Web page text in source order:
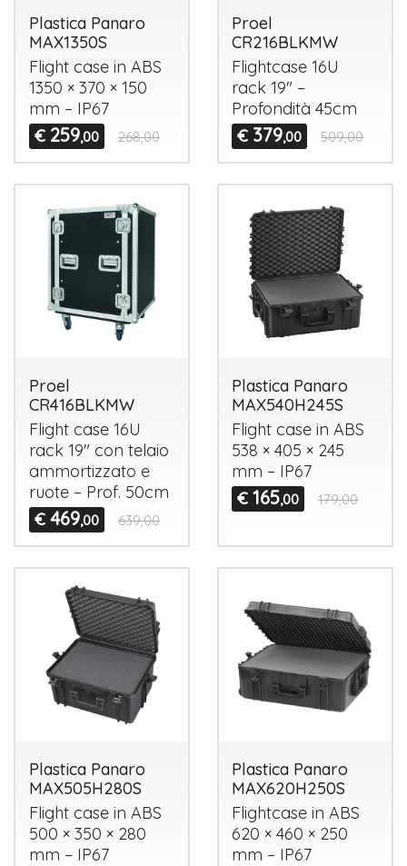
Plastica Panaro
MAX1350S
Flight case in ABS
1350 × 370 × 150
mm – IP67
€ 259,00 268,00
Proel
CR216BLKMW
Flightcase 16U
rack 19" –
Profondità 45cm
€ 379,00 509,00
Proel
CR416BLKMW
Flight case 16U
rack 19" con telaio
ammortizzato e
ruote – Prof. 50cm
€ 469,00 639,00
Plastica Panaro
MAX540H245S
Flight case inABS
538 × 405 × 245
mm – IP67
€ 165,00 179,00
Plastica Panaro
MAX505H280S
Flight case in ABS
500 × 350 × 280
mm – IP67
Plastica Panaro
MAX620H250S
Flightcase inABS
620 × 460 × 250
mm – IP67